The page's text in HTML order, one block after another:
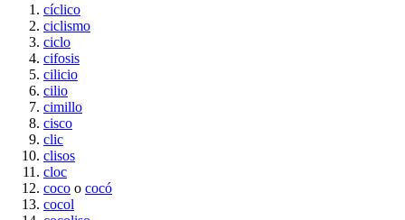
cíclico
ciclismo
ciclo
cifosis
cilicio
cilio
cimillo
cisco
clic
clisos
cloc
coco o cocó
cocol